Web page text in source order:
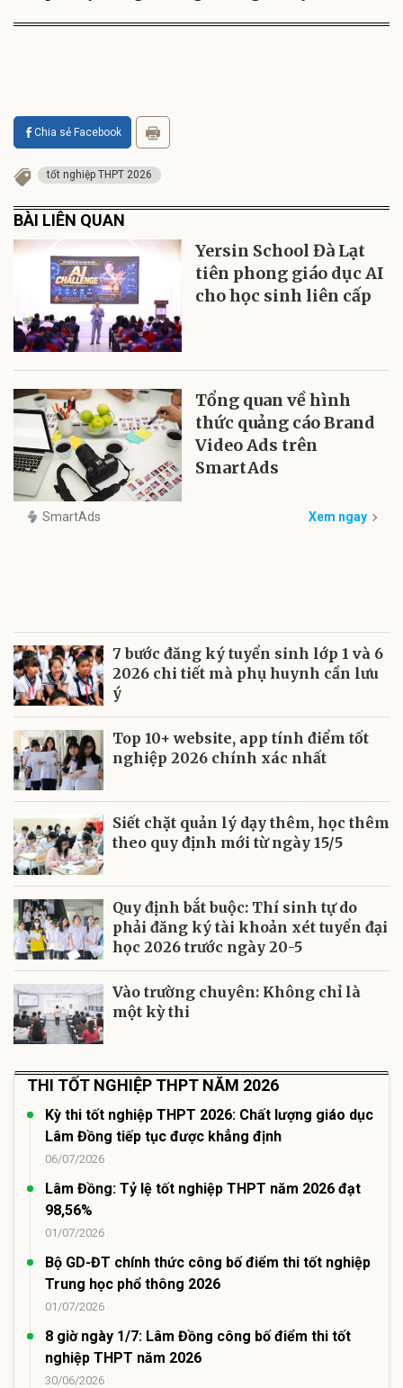
Chia sẻ Facebook
tốt nghiệp THPT 2026
BÀI LIÊN QUAN
Yersin School Đà Lạt
tiên phong giáo dục AI
cho học sinh liên cấp
Tổng quan về hình
thức quảng cáo Brand
Video Ads trên
SmartAds
SmartAds Xem ngay
7 bước đăng ký tuyển sinh lớp 1 và 6
2026 chi tiết mà phụ huynh cần lưu
ý
Top 10+ website, app tính điểm tốt
nghiệp 2026 chính xác nhất
Siết chặt quản lý dạy thêm, học thêm
theo quy định mới từ ngày 15/5
Quy định bắt buộc: Thí sinh tự do
phải đăng ký tài khoản xét tuyển đại
học 2026 trước ngày 20-5
Vào trường chuyên: Không chỉ là
một kỳ thi
THI TỐT NGHIỆP THPT NĂM 2026
Kỳ thi tốt nghiệp THPT 2026: Chất lượng giáo dục
Lâm Đồng tiếp tục được khẳng định
06/07/2026
Lâm Đồng: Tỷ lệ tốt nghiệp THPT năm 2026 đạt
98,56%
01/07/2026
Bộ GD-ĐT chính thức công bố điểm thi tốt nghiệp
Trung học phổ thông 2026
01/07/2026
8 giờ ngày 1/7: Lâm Đồng công bố điểm thi tốt
nghiệp THPT năm 2026
30/06/2026